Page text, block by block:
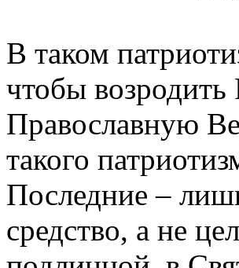
В таком
чтобы
Православную
такого
Последние –
средство, а не